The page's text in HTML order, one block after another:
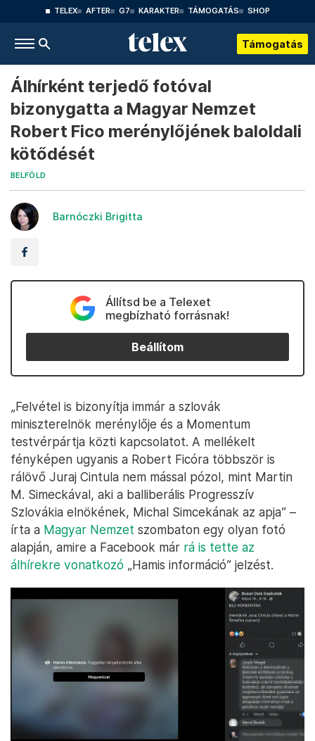
TELEX AFTER G7 KARAKTER TÁMOGATÁS SHOP
Támogatás
Álhírként terjedő fotóval
bizonygatta a Magyar Nemzet
Robert Fico merénylőjének baloldali
kötődését
BELFÖLD
Barnóczki Brigitta
Állítsd be a Telexet
megbízható forrásnak!
Beállítom
„Felvétel is bizonyítja immár a szlovák
miniszterelnök merénylője és a Momentum
testvérpártja közti kapcsolatot. A mellékelt
fényképen ugyanis a Robert Ficóra többször is
rálövő Juraj Cintula nem mással pózol, mint Martin
M. Simeckával, aki a balliberális Progresszív
Szlovákia elnökének, Michal Simcekának az apja” –
írta a Magyar Nemzet szombaton egy olyan fotó
alapján, amire a Facebook már rá is tette az
álhírekre vonatkozó „Hamis információ” jelzést.